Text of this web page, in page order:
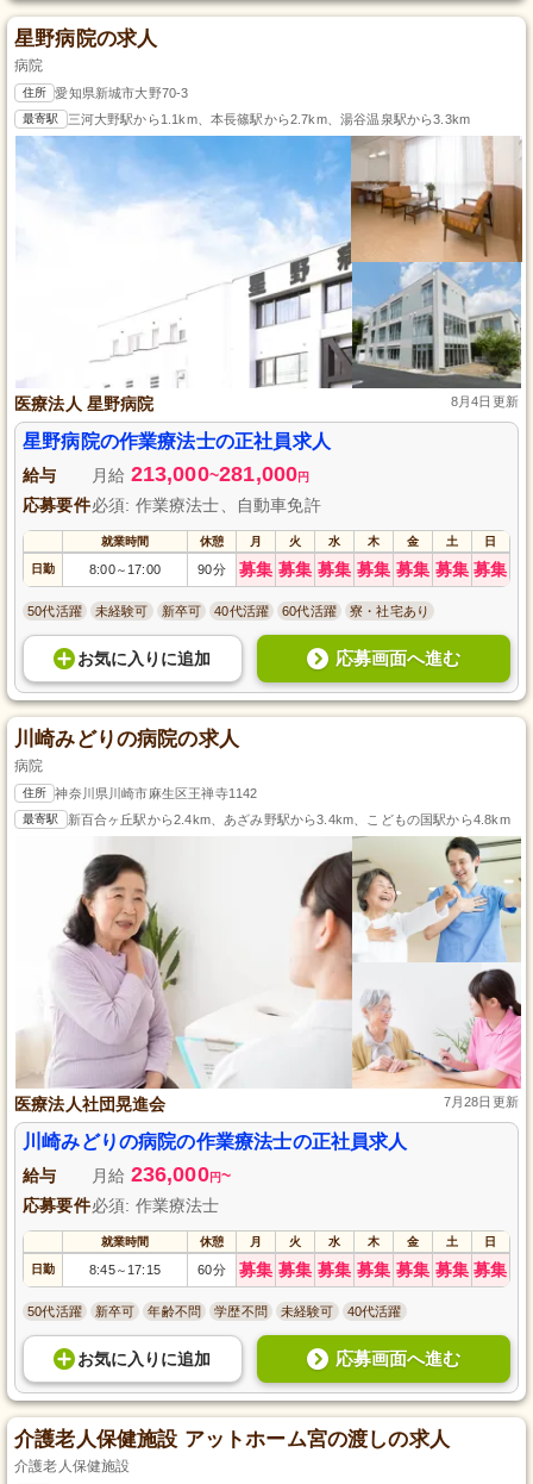
星野病院の求人
病院
住所 愛知県新城市大野70-3
最寄駅 三河大野駅から1.1km、本長篠駅から2.7km、湯谷温泉駅から3.3km
医療法人 星野病院 8月4日更新
星野病院の作業療法士の正社員求人
給与 月給 213,000~281,000円
応募要件必須: 作業療法士、自動車免許
就業時間 休憩 月 火 水 木 金 土 日
日勤 8:00～ 17:00 90分 募集 募集 募集 募集 募集 募集 募集
50代活躍 未経験可 新卒可 40代活躍 60代活躍 寮・社宅あり
お気に入り に追加 応募画面へ進む
川崎みどりの病院の求人
病院
住所 神奈川県川崎市麻生区王禅寺1142
最寄駅 新百合ヶ丘駅から2.4km、あざみ野駅から3.4km、こどもの国駅から4.8km
医療法人社団晃進会 7月28日更新
川崎みどりの病院の作業療法士の正社員求人
給与 月給 236,000円~
応募要件必須: 作業療法士
就業時間 休憩 月 火 水 木 金 土 日
日勤 8:45～ 17:15 60分 募集 募集 募集 募集 募集 募集 募集
50代活躍 新卒可 年齢不問 学歴不問 未経験可 40代活躍
お気に入り に追加 応募画面へ進む
介護老人保健施設 アットホーム宮の渡しの求人
介護老人保健施設